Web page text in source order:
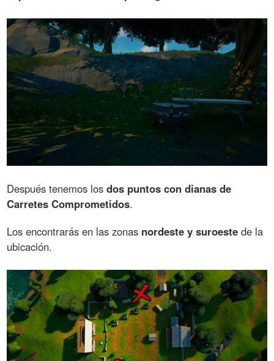
Después tenemos losdos puntos con dianas de
Carretes Comprometidos.
Los encontrarás en las zonas nordeste y suroeste de la
ubicación.